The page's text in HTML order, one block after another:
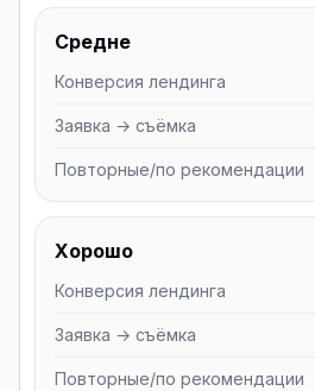
Средне
Конверсия лендинга
Заявка → съёмка
Повторные/по рекомендации
Хорошо
Конверсия лендинга
Заявка → съёмка
Повторные/по рекомендации